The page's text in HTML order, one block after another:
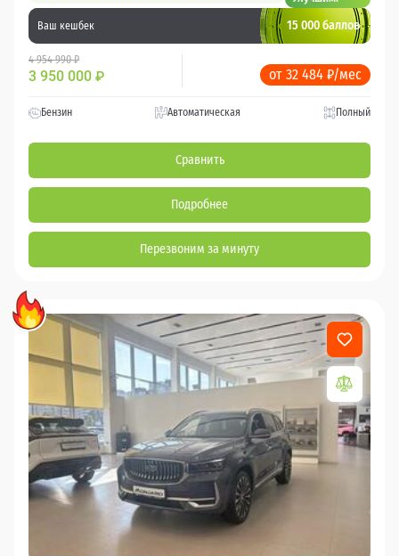
Ваш кешбек 15 000 баллов
4 954 990 ₽
3 950 000 ₽ от 32 484 ₽/мес
Бензин Автоматическая Полный
Сравнить
Подробнее
Перезвоним за минуту